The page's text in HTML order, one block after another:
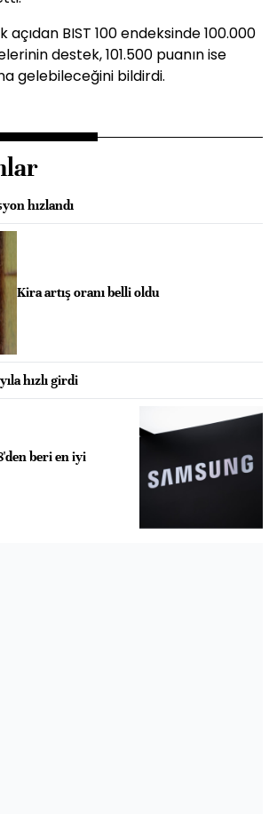
BIST 100 endeksinde 100.000
destek, 101.500 puanın ise
gelebileceğini bildirdi.
hızlandı
Kira artış oranı belli oldu
hızlı girdi
beri en iyi